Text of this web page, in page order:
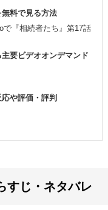
無料で見る方法
で『相続者たち』第17話
要ビデオオンデマンド
や評価・評判
すじ・ネタバレ